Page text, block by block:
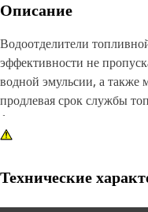
Описание
Водоотделители
эффективности не
водной эмульсии, а также
продлевая срок службы
форсунок.
произведены специально
Технические